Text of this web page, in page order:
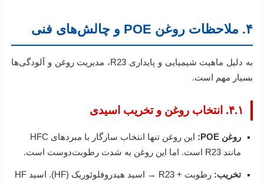
۴. ملاحظات روغن POE و چالش‌های فنی
به دلیل ماهیت شیمیایی و پایداری R23، مدیریت روغن و آلودگی‌ها
بسیار مهم است.
۴.۱. انتخاب روغن و تخریب اسیدی
روغن POE:
این روغن تنها انتخاب سازگار با مبردهای HFC
مانند R23 است. اما این روغن به شدت رطوبت‌دوست است.
تخریب:
رطوبت + R23 → اسید هیدروفلوئوریک (HF). اسید HF